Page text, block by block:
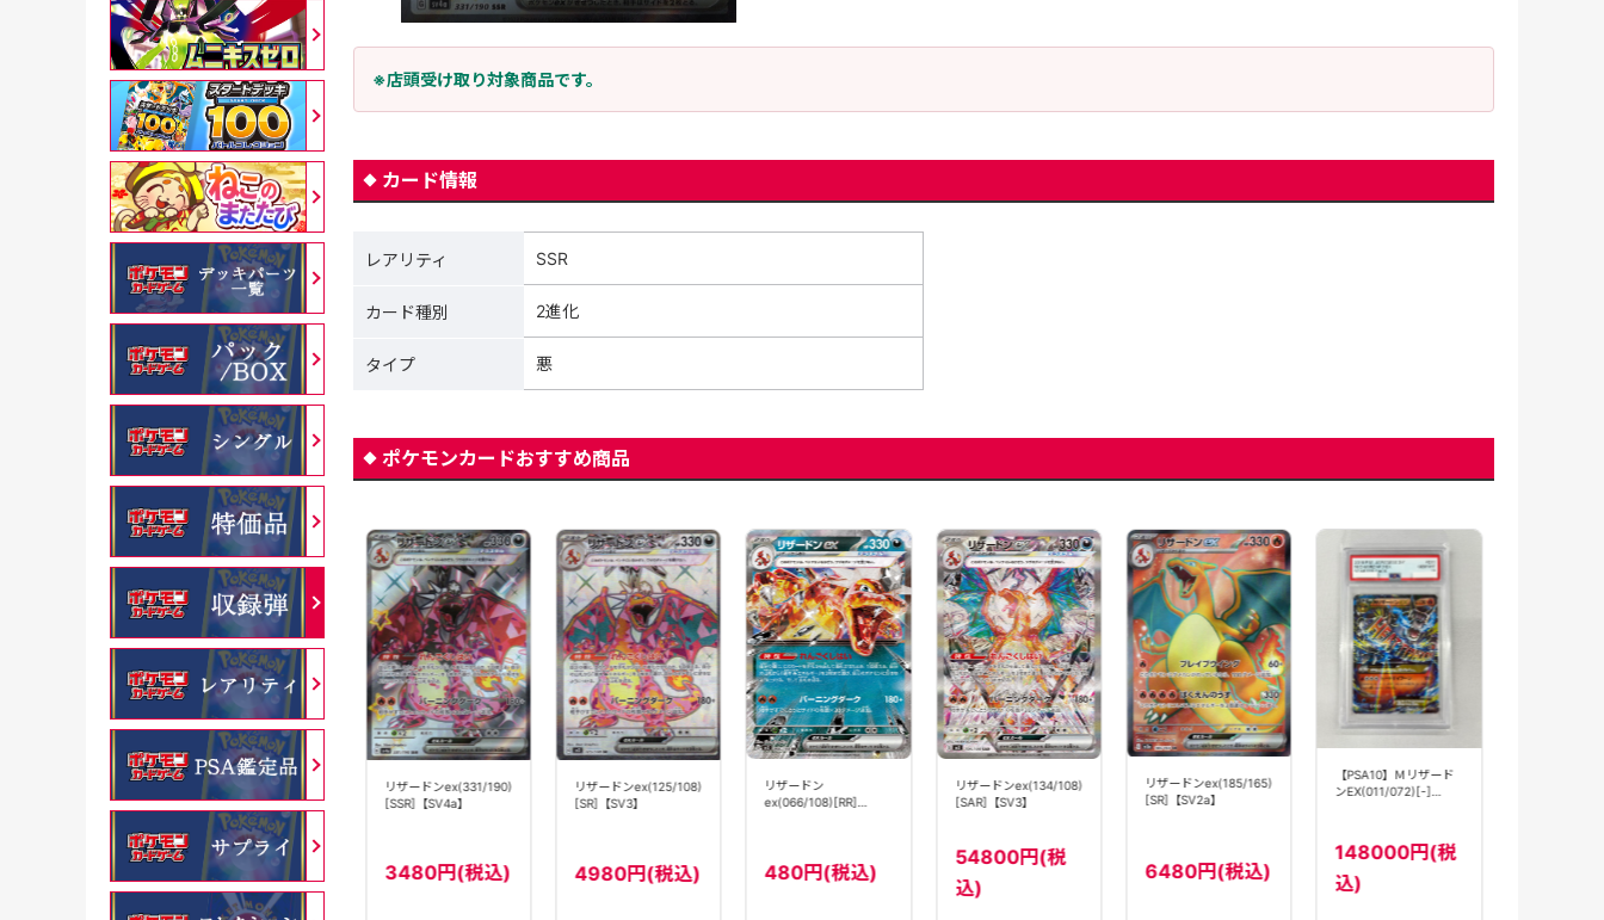
※店頭受け取り対象商品です。
カード情報
レアリティ SSR
カード種別 2進化
タイプ 悪
ポケモンカードおすすめ商品
480円(税込)
【PSA10】リザードン
ex(201/165)[SAR]
【SV2a】
120000円(税
込)
リザードンex(331/190)
[SSR]【SV4a】
3480円(税込)
リザードンex(125/108)
[SR]【SV3】
4980円(税込)
リザードン
ex(066/108)[RR]
480円(税込)
リザードンex(134/108)
[SAR]【SV3】
54800円(税
込)
リザードンex(185/165)
[SR]【SV2a】
6480円(税込)
【PSA10】Ｍリザード
ンEX(011/072)[-]
148000円(税
込)